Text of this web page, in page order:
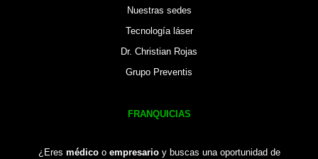
Nuestras sedes
Tecnología láser
Dr. Christian Rojas
Grupo Preventis
FRANQUICIAS
¿Eres médicoo empresarioy buscas una oportunidad de